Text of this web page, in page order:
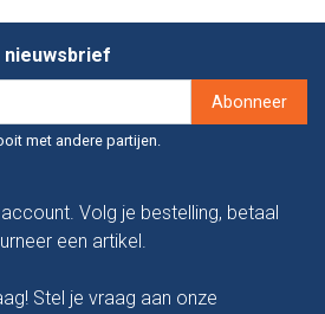
nieuwsbrief
Abonneer
met andere partijen.
Volg je bestelling, betaal
een artikel.
Stel je vraag aan onze